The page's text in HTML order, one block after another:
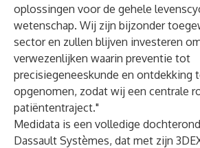
oplossingen voor de gehele
wetenschap. Wij zijn bijzonder
sector en zullen blijven investeren
verwezenlijken waarin preventie tot
precisiegeneeskunde en ontdekking
opgenomen, zodat wij een centrale
patiëntentraject."
Medidata is een volledige
Dassault Systèmes, dat met zijn